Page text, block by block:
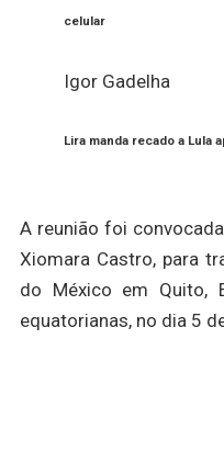
celular
Igor Gadelha
Lira manda recado a Lula
A reunião foi
Xiomara Castro, para
do México em Quito,
equatorianas, no dia 5